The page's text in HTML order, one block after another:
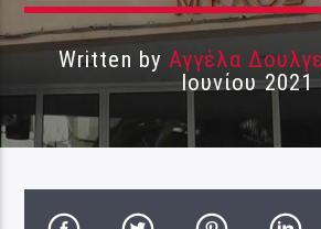
Written by Αγγέλα
Ιουνίου 2021